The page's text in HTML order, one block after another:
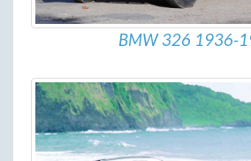
BMW 326 1936-